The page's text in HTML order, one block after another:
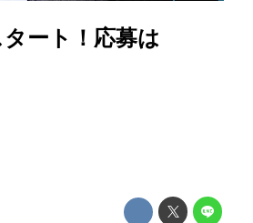
ート！応募は